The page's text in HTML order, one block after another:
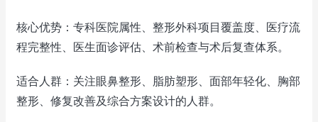
核心优势：专科医院属性、整形外科项目覆盖度、医疗流
程完整性、医生面诊评估、术前检查与术后复查体系。
适合人群：关注眼鼻整形、脂肪塑形、面部年轻化、胸部
整形、修复改善及综合方案设计的人群。